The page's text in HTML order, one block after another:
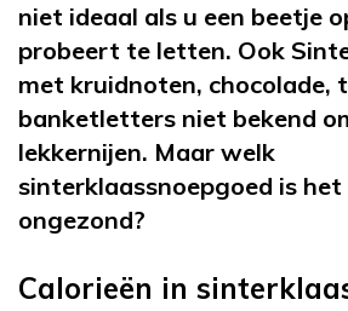
niet ideaal als u een beetje
probeert te letten. Ook
met kruidnoten, chocolade,
banketletters niet bekend
lekkernijen. Maar welk
sinterklaassnoepgoed is
ongezond?
Calorieën in